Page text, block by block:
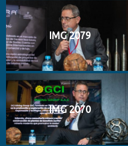
IMG 2079
IMG 2070